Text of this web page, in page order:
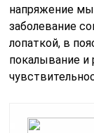
напряжение
заболевание
лопаткой, в
покалывание и